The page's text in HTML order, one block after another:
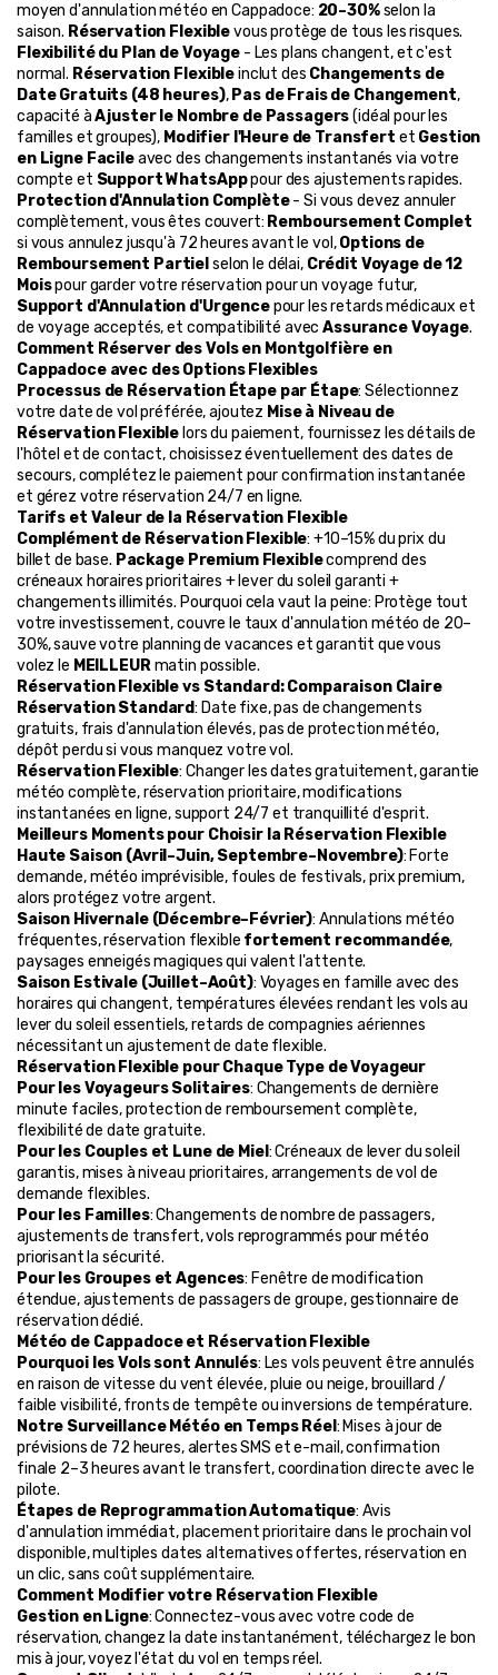
moyen d'annulation météo en Cappadoce: 20–30% selon la
saison. Réservation Flexible vous protège de tous les risques.
Flexibilité du Plan de Voyage - Les plans changent, et c'est
normal. Réservation Flexible inclut des Changements de
Date Gratuits (48 heures), Pas de Frais de Changement,
capacité à Ajuster le Nombre de Passagers (idéal pour les
familles et groupes), Modifier l'Heure de Transfert et Gestion
en Ligne Facile avec des changements instantanés via votre
compte et Support WhatsApp pour des ajustements rapides.
Protection d'Annulation Complète - Si vous devez annuler
complètement, vous êtes couvert: Remboursement Complet
si vous annulez jusqu'à 72 heures avant le vol, Options de
Remboursement Partiel selon le délai, Crédit Voyage de 12
Mois
Support d'Annulation d'Urgence pour les retards médicaux et
de voyage acceptés, et compatibilité avec Assurance Voyage.
Comment Réserver des Vols en Montgolfière en
Cappadoce avec des Options Flexibles
Processus de Réservation Étape par Étape: Sélectionnez
votre date de vol préférée, ajoutez Mise à Niveau de
Réservation Flexible lors du paiement, fournissez les détails de
l'hôtel et de contact, choisissez éventuellement des dates de
secours, complétez le paiement pour confirmation instantanée
et gérez votre réservation 24/7 en ligne.
Tarifs et Valeur de la Réservation Flexible
Complément de Réservation Flexible: +10–15% du prix du
billet de base. Package Premium Flexible comprend des
créneaux horaires prioritaires + lever du soleil garanti +
changements illimités. Pourquoi cela vaut la peine: Protège tout
votre investissement, couvre le taux d'annulation météo de 20–
30%, sauve votre planning de vacances et garantit que vous
volez le MEILLEUR matin possible.
Réservation Flexible vs Standard: Comparaison Claire
Réservation Standard: Date fixe, pas de changements
gratuits, frais d'annulation élevés, pas de protection météo,
dépôt perdu si vous manquez votre vol.
Réservation Flexible: Changer les dates gratuitement, garantie
météo complète, réservation prioritaire, modifications
instantanées en ligne, support 24/7 et tranquillité d'esprit.
Meilleurs Moments pour Choisir la Réservation Flexible
Haute Saison (Avril–Juin, Septembre–Novembre): Forte
demande, météo imprévisible, foules de festivals, prix premium,
alors protégez votre argent.
Saison Hivernale (Décembre–Février): Annulations météo
fréquentes, réservation flexible fortement recommandée,
paysages enneigés magiques qui valent l'attente.
Saison Estivale (Juillet–Août): Voyages en famille avec des
horaires qui changent, températures élevées rendant les vols au
lever du soleil essentiels, retards de compagnies aériennes
nécessitant un ajustement de date flexible.
Réservation Flexible pour Chaque Type de Voyageur
Pour les Voyageurs Solitaires: Changements de dernière
minute faciles, protection de remboursement complète,
flexibilité de date gratuite.
Pour les Couples et Lune de Miel : Créneaux de lever du soleil
garantis, mises à niveau prioritaires, arrangements de vol de
demande flexibles.
Pour les Familles: Changements de nombre de passagers,
ajustements de transfert, vols reprogrammés pour météo
priorisant la sécurité.
Pour les Groupes et Agences: Fenêtre de modification
étendue, ajustements de passagers de groupe, gestionnaire de
réservation dédié.
Météo de Cappadoce et Réservation Flexible
Pourquoi les Vols sont Annulés: Les vols peuvent être annulés
en raison de vitesse du vent élevée, pluie ou neige, brouillard /
faible visibilité, fronts de tempête ou inversions de température.
Notre Surveillance Météo en Temps Réel : Mises à jour de
prévisions de 72 heures, alertes SMS et e-mail, confirmation
finale 2–3 heures avant le transfert, coordination directe avec le
pilote.
Étapes de Reprogrammation Automatique: Avis
d'annulation immédiat, placement prioritaire dans le prochain vol
disponible, multiples dates alternatives offertes, réservation en
un clic, sans coût supplémentaire.
Comment Modifier votre Réservation Flexible
Gestion en Ligne: Connectez-vous avec votre code de
réservation, changez la date instantanément, téléchargez le bon
mis à jour, voyez l'état du vol en temps réel.